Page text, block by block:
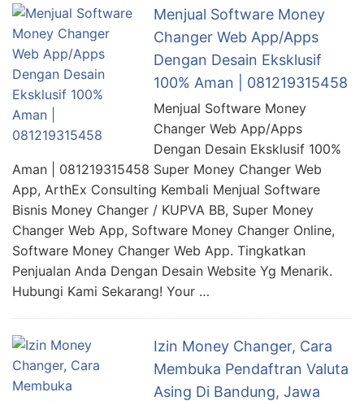
Menjual Software Money
Changer Web App/Apps
Dengan Desain Eksklusif
100% Aman | 081219315458
Menjual Software Money
Changer Web App/Apps
Dengan Desain Eksklusif 100%
Aman | 081219315458 Super Money Changer Web
App, ArthEx Consulting Kembali Menjual Software
Bisnis Money Changer / KUPVA BB, Super Money
Changer Web App, Software Money Changer Online,
Software Money Changer Web App. Tingkatkan
Penjualan Anda Dengan Desain Website Yg Menarik.
Hubungi Kami Sekarang! Your …
Izin Money Changer, Cara
Membuka Pendaftran Valuta
Asing Di Bandung, Jawa